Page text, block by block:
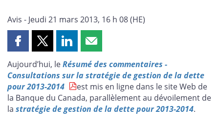
Avis - Jeudi 21 mars 2013, 16 h 08 (HE)
Partager
page
sur
Facebook
Partager
page
sur
X
Partager
page
sur
LinkedIn
Partager
page
par
courriel
Aujourd’hui, leRésumé des commentaires -
Consultations sur la stratégie de gestion de la dette
pour 2013-2014
est mis en ligne dans le site Web de
la Banque du Canada, parallèlement au dévoilement de
la stratégie de gestion de la dette pour 2013-2014.